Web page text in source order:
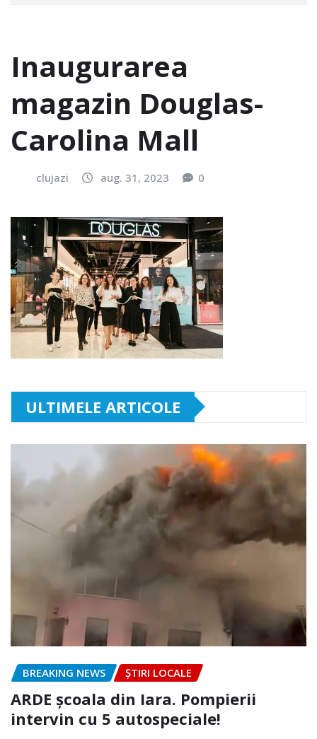
Inaugurarea
magazin Douglas-
Carolina Mall
clujazi aug. 31, 2023 0
ULTIMELE ARTICOLE
BREAKING NEWS ȘTIRI LOCALE
ARDE școala din Iara. Pompierii
intervin cu 5 autospeciale!